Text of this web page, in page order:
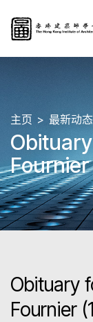
主页 最新动态
Obituary
Fournier